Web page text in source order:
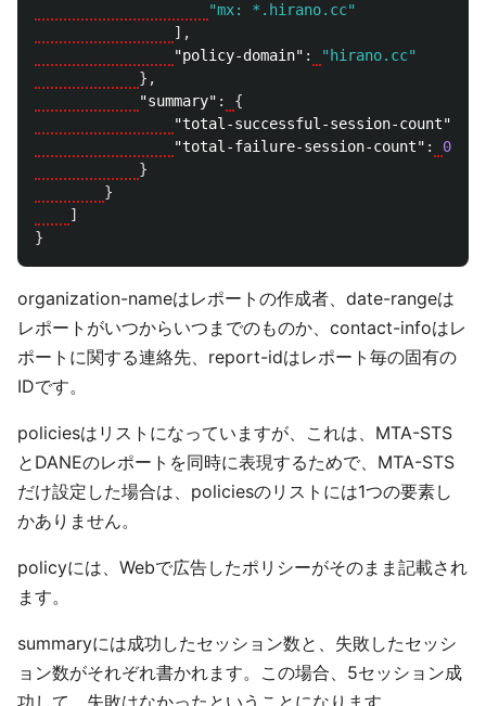
"mx: *.hirano.cc"
],
"policy-domain" :
"hirano.cc"
},
"summary" :
{
"total-successful-session-count"
"total-failure-session-count" :
0
}
}
]
}
organization-nameはレポートの作成者、date-rangeは
レポートがいつからいつまでのものか、contact-infoはレ
ポートに関する連絡先、report-idはレポート毎の固有の
IDです。
policiesはリストになっていますが、これは、MTA-STS
とDANEのレポートを同時に表現するためで、MTA-STS
だけ設定した場合は、policiesのリストには1つの要素し
かありません。
policyには、Webで広告したポリシーがそのまま記載され
ます。
summaryには成功したセッション数と、失敗したセッシ
ョン数がそれぞれ書かれます。この場合、5セッション成
功して、失敗はなかったということになります。